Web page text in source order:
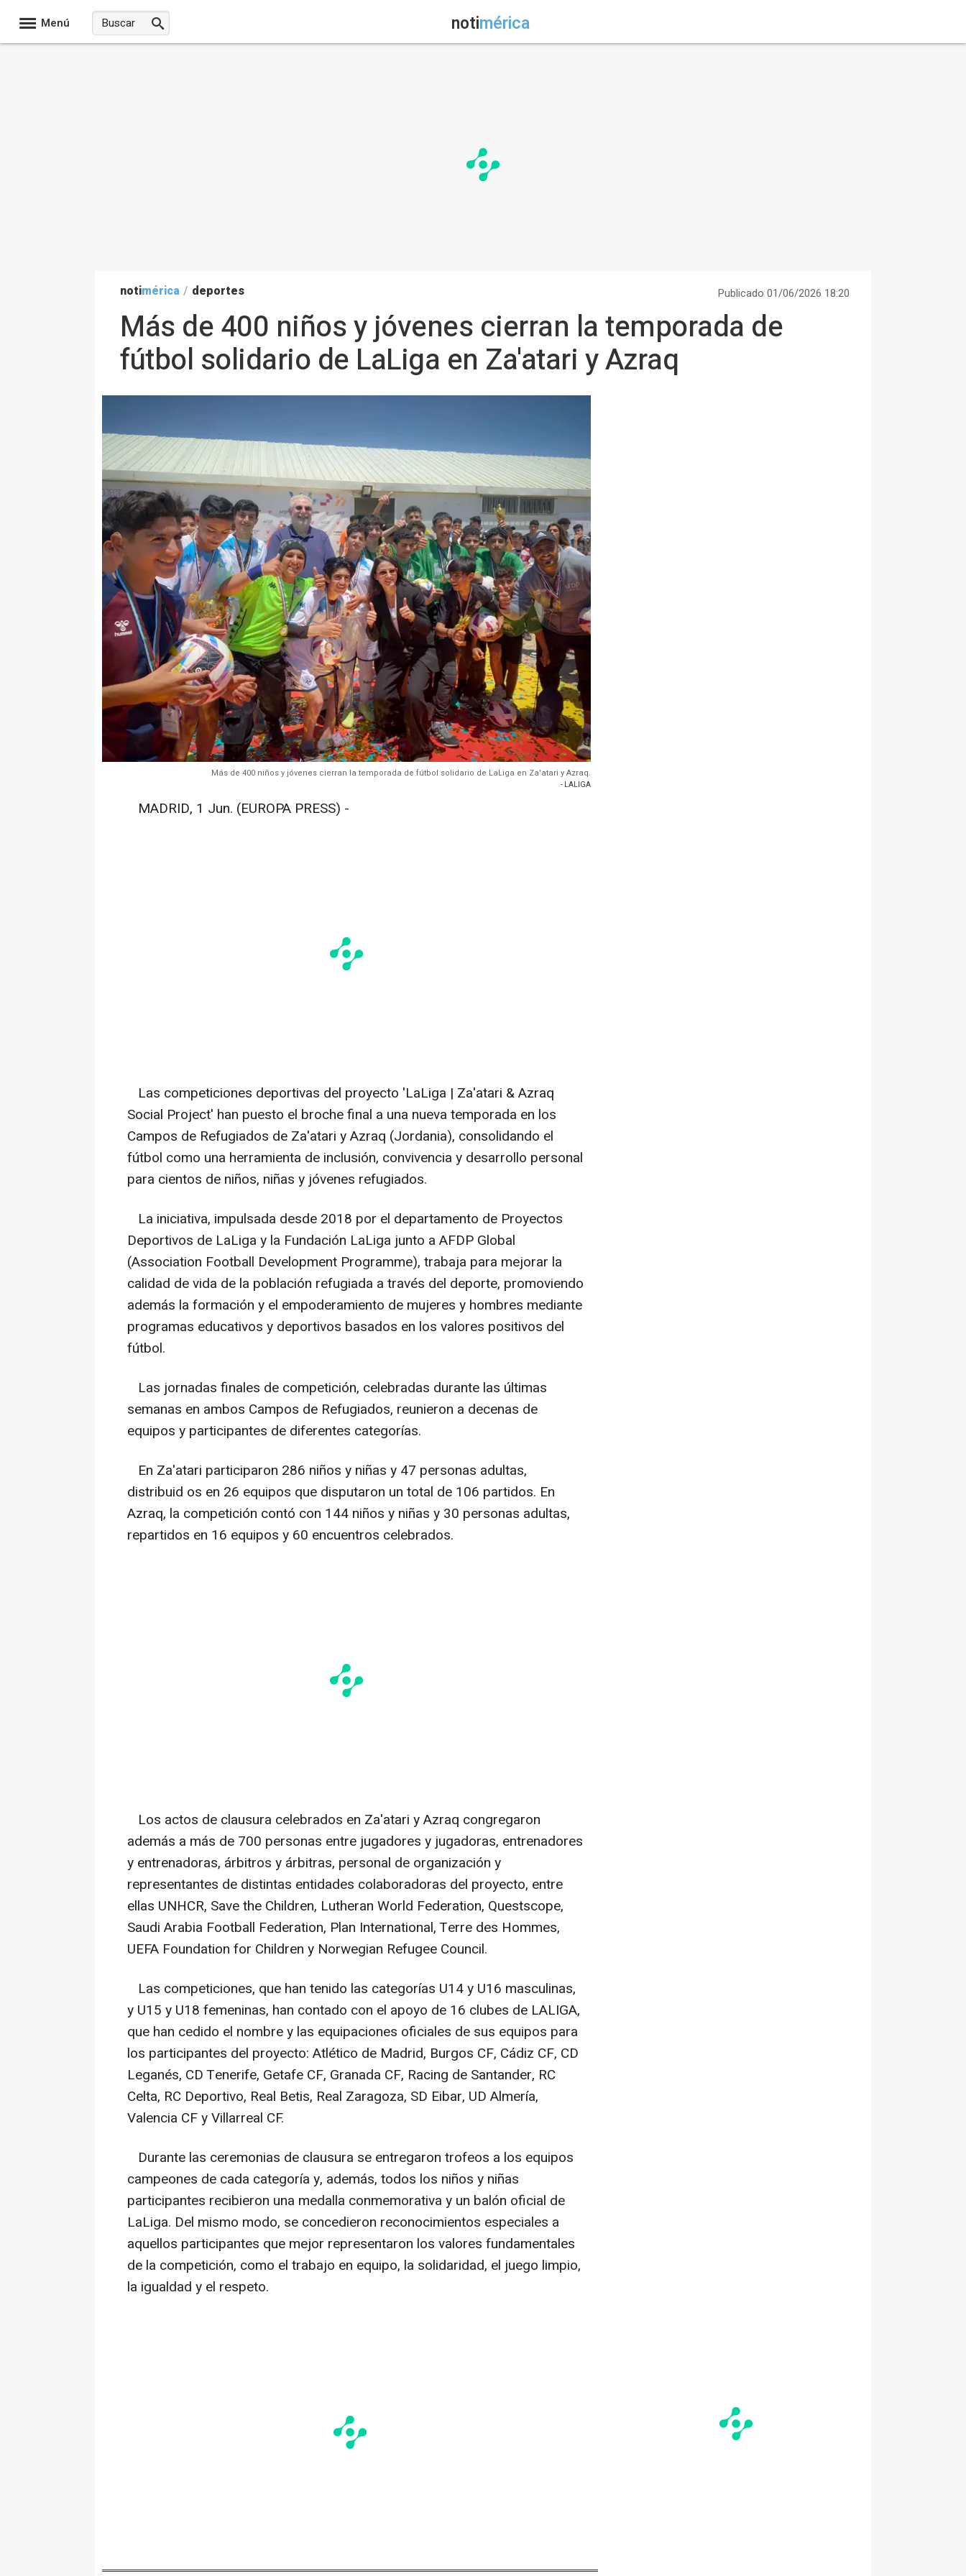
Menú notimérica
notimérica / deportes Publicado 01/06/2026 18:20
Más de 400 niños y jóvenes cierran la temporada de
fútbol solidario de LaLiga en Za'atari y Azraq
Más de 400 niños y jóvenes cierran la temporada de fútbol solidario de LaLiga en Za'atari y Azraq.
- LALIGA
MADRID, 1 Jun. (EUROPA PRESS) -
Las competiciones deportivas del proyecto 'LaLiga | Za'atari & Azraq
Social Project' han puesto el broche final a una nueva temporada en los
Campos de Refugiados de Za'atari y Azraq (Jordania), consolidando el
fútbol como una herramienta de inclusión, convivencia y desarrollo personal
para cientos de niños, niñas y jóvenes refugiados.
La iniciativa, impulsada desde 2018 por el departamento de Proyectos
Deportivos de LaLiga y la Fundación LaLiga junto a AFDP Global
(Association Football Development Programme), trabaja para mejorar la
calidad de vida de la población refugiada a través del deporte, promoviendo
además la formación y el empoderamiento de mujeres y hombres mediante
programas educativos y deportivos basados en los valores positivos del
fútbol.
Las jornadas finales de competición, celebradas durante las últimas
semanas en ambos Campos de Refugiados, reunieron a decenas de
equipos y participantes de diferentes categorías.
En Za'atari participaron 286 niños y niñas y 47 personas adultas,
distribuid os en 26 equipos que disputaron un total de 106 partidos. En
Azraq, la competición contó con 144 niños y niñas y 30 personas adultas,
repartidos en 16 equipos y 60 encuentros celebrados.
Los actos de clausura celebrados en Za'atari y Azraq congregaron
además a más de 700 personas entre jugadores y jugadoras, entrenadores
y entrenadoras, árbitros y árbitras, personal de organización y
representantes de distintas entidades colaboradoras del proyecto, entre
ellas UNHCR, Save the Children, Lutheran World Federation, Questscope,
Saudi Arabia Football Federation, Plan International, Terre des Hommes,
UEFA Foundation for Children y Norwegian Refugee Council.
Las competiciones, que han tenido las categorías U14 y U16 masculinas,
y U15 y U18 femeninas, han contado con el apoyo de 16 clubes de LALIGA,
que han cedido el nombre y las equipaciones oficiales de sus equipos para
los participantes del proyecto: Atlético de Madrid, Burgos CF, Cádiz CF, CD
Leganés, CD Tenerife, Getafe CF, Granada CF, Racing de Santander, RC
Celta, RC Deportivo, Real Betis, Real Zaragoza, SD Eibar, UD Almería,
Valencia CF y Villarreal CF.
Durante las ceremonias de clausura se entregaron trofeos a los equipos
campeones de cada categoría y, además, todos los niños y niñas
participantes recibieron una medalla conmemorativa y un balón oficial de
LaLiga. Del mismo modo, se concedieron reconocimientos especiales a
aquellos participantes que mejor representaron los valores fundamentales
de la competición, como el trabajo en equipo, la solidaridad, el juego limpio,
la igualdad y el respeto.